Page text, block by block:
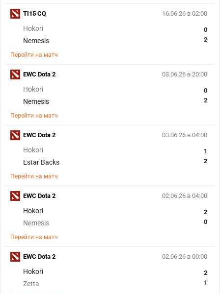
16.06.26 в 02:00
Hokori
Nemesis
0
2
Перейти на матч
TI15 CQ
03.06.26 в 20:00
Hokori
Nemesis
0
2
Перейти на матч
EWC Dota 2
03.06.26 в 04:00
Hokori
Estar Backs
1
2
Перейти на матч
EWC Dota 2
02.06.26 в 04:00
Hokori
Nemesis
2
0
Перейти на матч
EWC Dota 2
02.06.26 в 00:00
Hokori
Zetta
2
1
EWC Dota 2